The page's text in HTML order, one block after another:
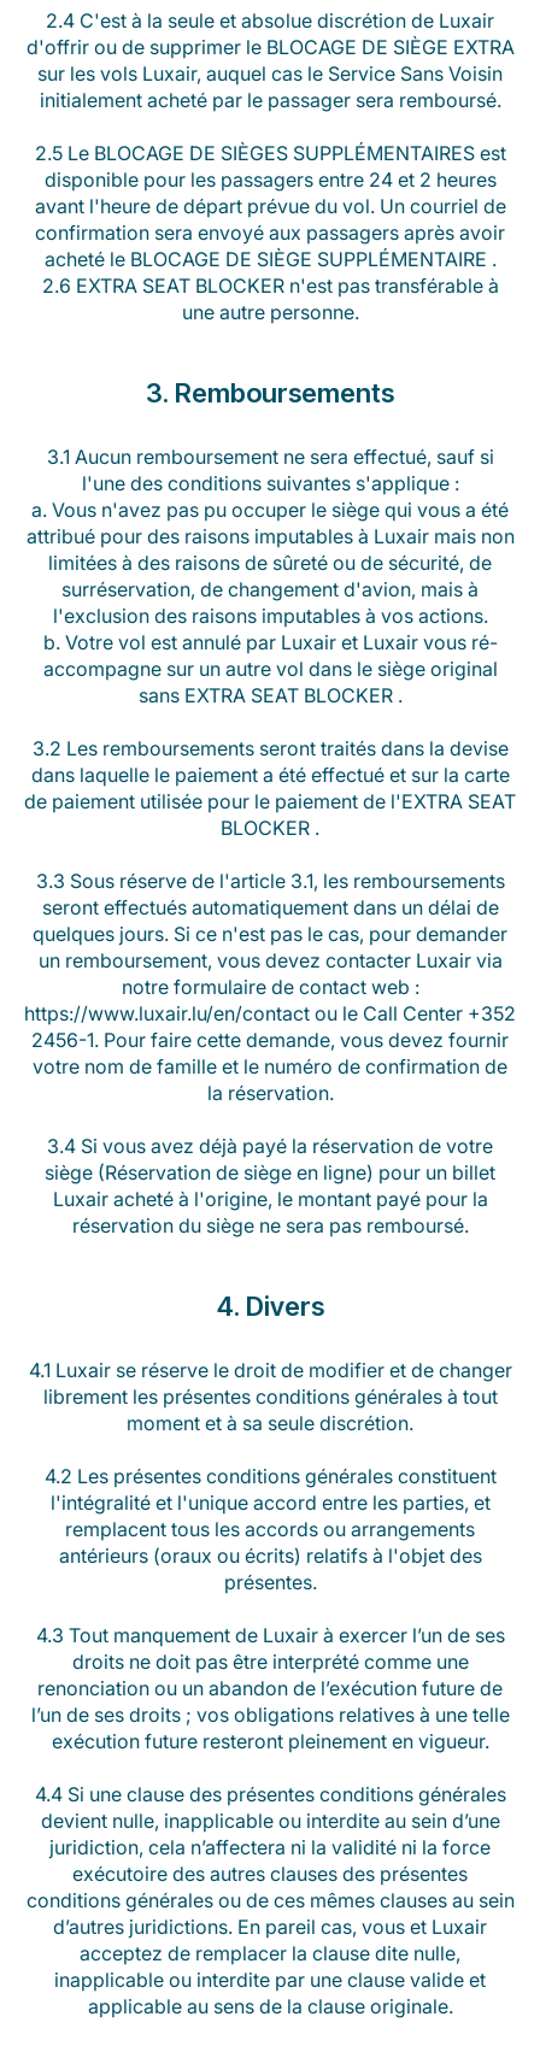
2.4 C'est à la seule et absolue discrétion de Luxair
d'offrir ou de supprimer le BLOCAGE DE SIÈGE EXTRA
sur les vols Luxair, auquel cas le Service Sans Voisin
initialement acheté par le passager sera remboursé.
2.5 Le BLOCAGE DE SIÈGES SUPPLÉMENTAIRES est
disponible pour les passagers entre 24 et 2 heures
avant l'heure de départ prévue du vol. Un courriel de
confirmation sera envoyé aux passagers après avoir
acheté le BLOCAGE DE SIÈGE SUPPLÉMENTAIRE .
2.6 EXTRA SEAT BLOCKER n'est pas transférable à
une autre personne.
3. Remboursements
3.1 Aucun remboursement ne sera effectué, sauf si
l'une des conditions suivantes s'applique :
a. Vous n'avez pas pu occuper le siège qui vous a été
attribué pour des raisons imputables à Luxair mais non
limitées à des raisons de sûreté ou de sécurité, de
surréservation, de changement d'avion, mais à
l'exclusion des raisons imputables à vos actions.
b. Votre vol est annulé par Luxair et Luxair vous ré-
accompagne sur un autre vol dans le siège original
sans EXTRA SEAT BLOCKER .
3.2 Les remboursements seront traités dans la devise
dans laquelle le paiement a été effectué et sur la carte
de paiement utilisée pour le paiement de l'EXTRA SEAT
BLOCKER .
3.3 Sous réserve de l'article 3.1, les remboursements
seront effectués automatiquement dans un délai de
quelques jours. Si ce n'est pas le cas, pour demander
un remboursement, vous devez contacter Luxair via
notre formulaire de contact web :
https://www.luxair.lu/en/contact ou le Call Center +352
2456-1. Pour faire cette demande, vous devez fournir
votre nom de famille et le numéro de confirmation de
la réservation.
3.4 Si vous avez déjà payé la réservation de votre
siège (Réservation de siège en ligne) pour un billet
Luxair acheté à l'origine, le montant payé pour la
réservation du siège ne sera pas remboursé.
4. Divers
4.1 Luxair se réserve le droit de modifier et de changer
librement les présentes conditions générales à tout
moment et à sa seule discrétion.
4.2 Les présentes conditions générales constituent
l'intégralité et l'unique accord entre les parties, et
remplacent tous les accords ou arrangements
antérieurs (oraux ou écrits) relatifs à l'objet des
présentes.
4.3 Tout manquement de Luxair à exercer l’un de ses
droits ne doit pas être interprété comme une
renonciation ou un abandon de l’exécution future de
l’un de ses droits ; vos obligations relatives à une telle
exécution future resteront pleinement en vigueur.
4.4 Si une clause des présentes conditions générales
devient nulle, inapplicable ou interdite au sein d’une
juridiction, cela n’affectera ni la validité ni la force
exécutoire des autres clauses des présentes
conditions générales ou de ces mêmes clauses au sein
d’autres juridictions. En pareil cas, vous et Luxair
acceptez de remplacer la clause dite nulle,
inapplicable ou interdite par une clause valide et
applicable au sens de la clause originale.